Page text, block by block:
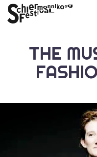
THE